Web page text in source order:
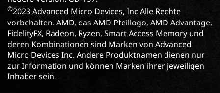
©2023 Advanced Micro Devices, Inc Alle Rechte
vorbehalten. AMD, das AMD Pfeillogo, AMD Advantage,
FidelityFX, Radeon, Ryzen, Smart Access Memory und
deren Kombinationen sind Marken von Advanced
Micro Devices Inc. Andere Produktnamen dienen nur
zur Information und können Marken ihrer jeweiligen
Inhaber sein.